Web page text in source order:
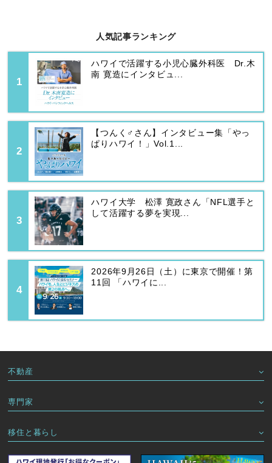
人気記事ランキング
ハワイで活躍する小児心臓外科医 Dr.木
南 寛造にインタビュ...
【つんく♂さん】インタビュー集「やっ
ぱりハワイ！」Vol.1...
ハワイ大学 松澤 寛政さん「NFL選手と
して活躍する夢を実現...
2026年9月26日（土）に東京で開催！第
11回 「ハワイに...
不動産
専門家
移住と暮らし